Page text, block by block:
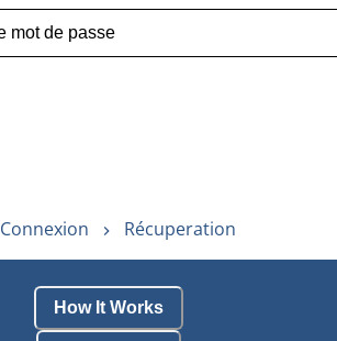
Connexion Récuperation
How It Works